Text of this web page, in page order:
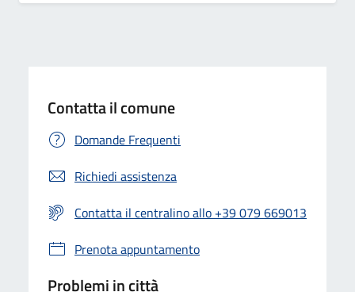
Contatta il comune
Domande Frequenti
Richiedi assistenza
Contatta il centralino allo +39 079 669013
Prenota appuntamento
Problemi in città